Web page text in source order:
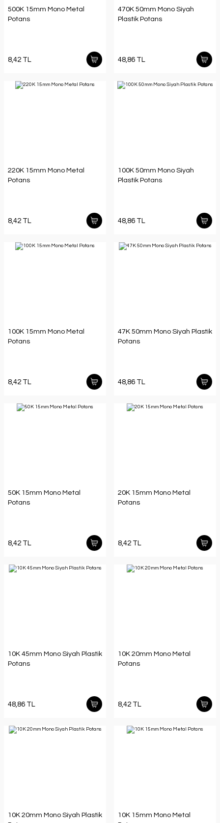
500K 15mm Mono Metal
Potans
8,42 TL
470K 50mm Mono Siyah
Plastik Potans
48,86 TL
220K 15mm Mono Metal
Potans
8,42 TL
100K 50mm Mono Siyah
Plastik Potans
48,86 TL
100K 15mm Mono Metal
Potans
8,42 TL
47K 50mm Mono Siyah Plastik
Potans
48,86 TL
50K 15mm Mono Metal
Potans
8,42 TL
20K 15mm Mono Metal
Potans
8,42 TL
10K 45mm Mono Siyah Plastik
Potans
48,86 TL
10K 20mm Mono Metal
Potans
8,42 TL
10K 20mm Mono Siyah Plastik
10K 15mm Mono Metal